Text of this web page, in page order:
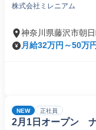
株式会社ミレニアム
神奈川県藤沢市朝
月給32万円～50万円
NEW 正社員
2月1日オープン